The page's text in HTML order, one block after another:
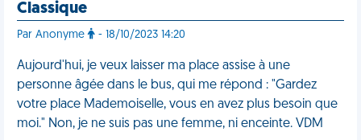
Classique
Par Anonyme - 18/10/2023 14:20
Aujourd'hui, je veux laisser ma place assise à une
personne âgée dans le bus, qui me répond : "Gardez
votre place Mademoiselle, vous en avez plus besoin que
moi." Non, je ne suis pas une femme, ni enceinte. VDM